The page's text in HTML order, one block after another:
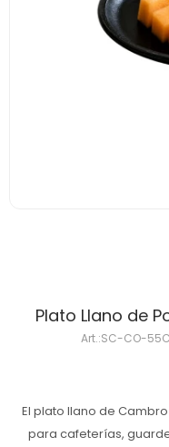
Plato Llano de
SC-CO-
El plato llano de
para cafeterías,